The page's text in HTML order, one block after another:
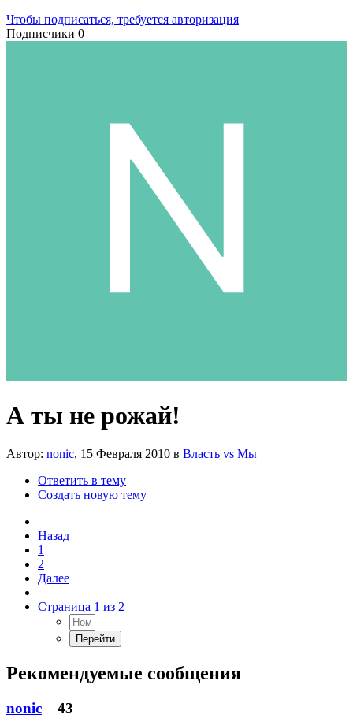
Чтобы подписаться, требуется авторизация
Подписчики 0
А ты не рожай!
Автор: nonic, 15 Февраля 2010 в Власть vs Мы
Ответить в тему
Создать новую тему
Назад
1
2
Далее
Страница 1 из 2
Рекомендуемые сообщения
nonic 43